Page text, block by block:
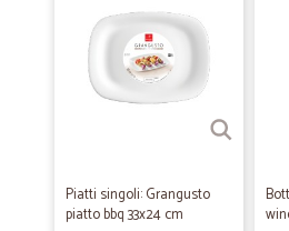
Piatti singoli: Grangusto
piatto bbq 33x24 cm